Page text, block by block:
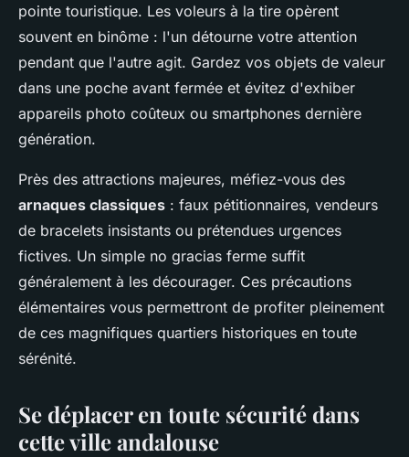
pointe touristique. Les voleurs à la tire opèrent
souvent en binôme : l'un détourne votre attention
pendant que l'autre agit. Gardez vos objets de valeur
dans une poche avant fermée et évitez d'exhiber
appareils photo coûteux ou smartphones dernière
génération.
Près des attractions majeures, méfiez-vous des
arnaques classiques : faux pétitionnaires, vendeurs
de bracelets insistants ou prétendues urgences
fictives. Un simple no gracias ferme suffit
généralement à les décourager. Ces précautions
élémentaires vous permettront de profiter pleinement
de ces magnifiques quartiers historiques en toute
sérénité.
Se déplacer en toute sécurité dans
cette ville andalouse